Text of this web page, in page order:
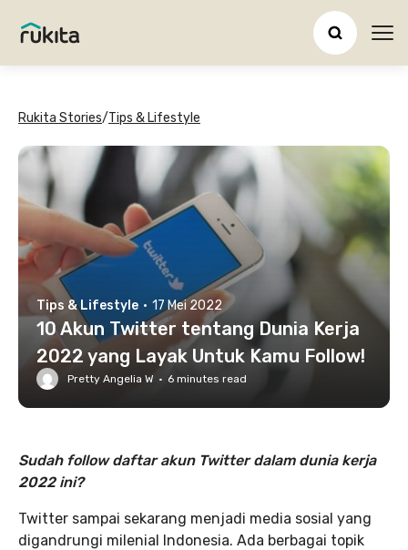
Rukita Stories/Tips & Lifestyle
Tips & Lifestyle · 17 Mei 2022
10 Akun Twitter tentang Dunia Kerja
2022 yang Layak Untuk Kamu Follow!
Pretty Angelia W · 6 minutes read
Sudah follow daftar akun Twitter dalam dunia kerja
2022 ini?
Twitter sampai sekarang menjadi media sosial yang
digandrungi milenial Indonesia. Ada berbagai topik